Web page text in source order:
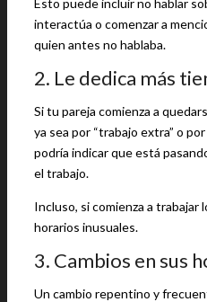
Esto puede incluir no hablar
interactúa o comenzar a
quien antes no hablaba.
2. Le dedica más
Si tu pareja comienza a
ya sea por “trabajo extra” o
podría indicar que está
el trabajo.
Incluso, si comienza a trabajar
horarios inusuales.
3. Cambios en sus
Un cambio repentino y